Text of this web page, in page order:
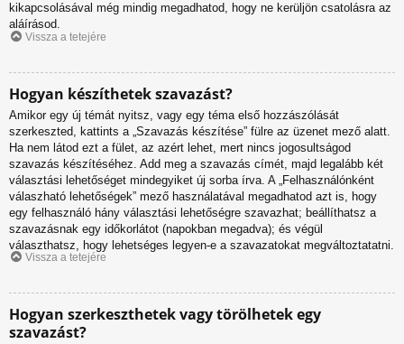
kikapcsolásával még mindig megadhatod, hogy ne kerüljön csatolásra az
aláírásod.
Vissza a tetejére
Hogyan készíthetek szavazást?
Amikor egy új témát nyitsz, vagy egy téma első hozzászólását
szerkeszted, kattints a „Szavazás készítése” fülre az üzenet mező alatt.
Ha nem látod ezt a fület, az azért lehet, mert nincs jogosultságod
szavazás készítéséhez. Add meg a szavazás címét, majd legalább két
választási lehetőséget mindegyiket új sorba írva. A „Felhasználónként
válaszható lehetőségek” mező használatával megadhatod azt is, hogy
egy felhasználó hány választási lehetőségre szavazhat; beállíthatsz a
szavazásnak egy időkorlátot (napokban megadva); és végül
választhatsz, hogy lehetséges legyen-e a szavazatokat megváltoztatatni.
Vissza a tetejére
Hogyan szerkeszthetek vagy törölhetek egy
szavazást?